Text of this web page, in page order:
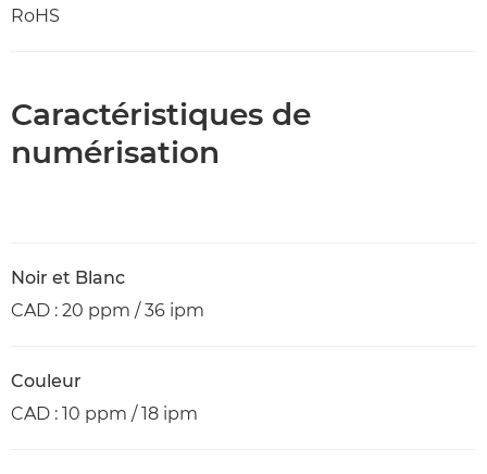
RoHS
Caractéristiques de
numérisation
Noir et Blanc
CAD : 20 ppm / 36 ipm
Couleur
CAD : 10 ppm / 18 ipm